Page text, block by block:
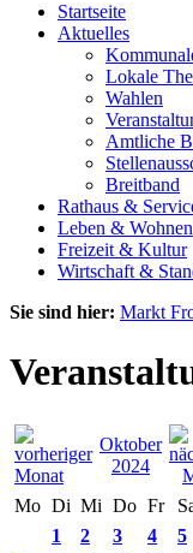
Startseite
Aktuelles
Lokale
Wahlen
Amtliche
Breitband
Rathaus &
Leben & Wohnen
Freizeit & Kultur
Wirtschaft &
Sie sind hier: Markt
Oktober
2024
Mo Di Mi Do Fr
1
2 3 4 5